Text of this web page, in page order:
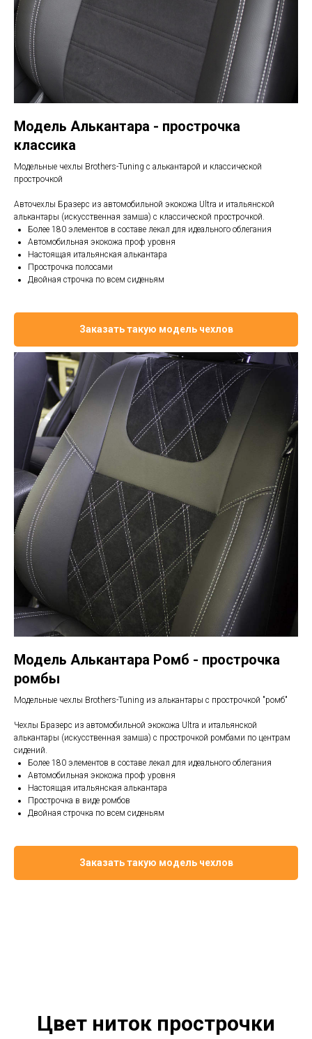
Модель Алькантара - прострочка
классика
Модельные чехлы Brothers-Tuning с алькантарой и классической
прострочкой
Авточехлы Бразерс из автомобильной экокожа Ultra и итальянской
алькантары (искусственная замша) с классической прострочкой.
Более 180 элементов в составе лекал для идеального облегания
Автомобильная экокожа проф уровня
Настоящая итальянская алькантара
Прострочка полосами
Двойная строчка по всем сиденьям
Заказать такую модель чехлов
Модель Алькантара Ромб - прострочка
ромбы
Модельные чехлы Brothers-Tuning из алькантары с прострочкой "ромб"
Чехлы Бразерс из автомобильной экокожа Ultra и итальянской
алькантары (искусственная замша) с прострочкой ромбами по центрам
сидений.
Более 180 элементов в составе лекал для идеального облегания
Автомобильная экокожа проф уровня
Настоящая итальянская алькантара
Прострочка в виде ромбов
Двойная строчка по всем сиденьям
Заказать такую модель чехлов
Цвет ниток прострочки